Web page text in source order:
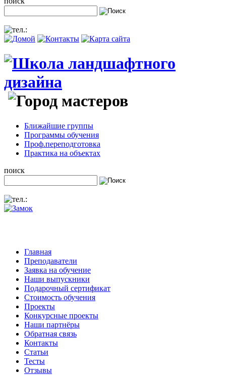
Ближайшие группы
Программы обучения
Проф.переподготовка
Практика на объектах
поиск
Главная
Преподаватели
Заявка на обучение
Наши выпускники
Подарочный сертификат
Стоимость обучения
Проекты
Конкурсные проекты
Наши партнёры
Обратная связь
Контакты
Статьи
Тесты
Отзывы